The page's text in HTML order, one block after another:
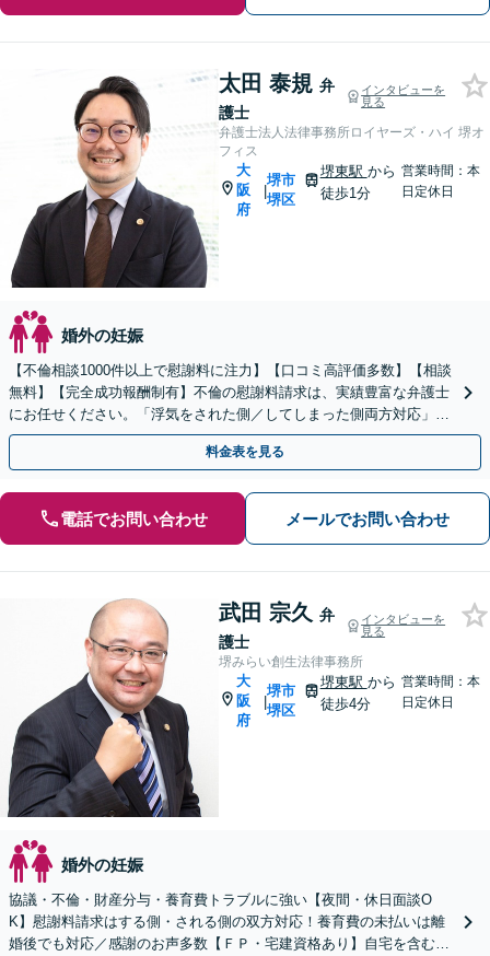
太田 泰規 弁
護士
インタビューを
見る
弁護士法人法律事務所ロイヤーズ・ハイ 堺オ
フィス
大
阪
府
|
堺市
堺区
堺東駅 から
徒歩1分
営業時間：本
日定休日
婚外の妊娠
【不倫相談1000件以上で慰謝料に注力】【口コミ高評価多数】【相談
無料】【完全成功報酬制有】不倫の慰謝料請求は、実績豊富な弁護士
にお任せください。「浮気をされた側／してしまった側両方対応」人
情派弁護士！
料金表を見る
電話でお問い合わせ メールでお問い合わせ
武田 宗久 弁
護士
インタビューを
見る
堺みらい創生法律事務所
大
阪
府
|
堺市
堺区
堺東駅 から
徒歩4分
営業時間：本
日定休日
婚外の妊娠
協議・不倫・財産分与・養育費トラブルに強い【夜間・休日面談O
K】慰謝料請求はする側・される側の双方対応！養育費の未払いは離
婚後でも対応／感謝のお声多数【ＦＰ・宅建資格あり】自宅を含む財